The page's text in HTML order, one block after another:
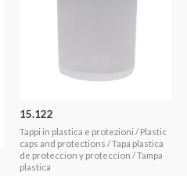
15.122
Tappi in plastica e protezioni / Plastic
caps and protections / Tapa plastica
de proteccion y proteccion / Tampa
plastica